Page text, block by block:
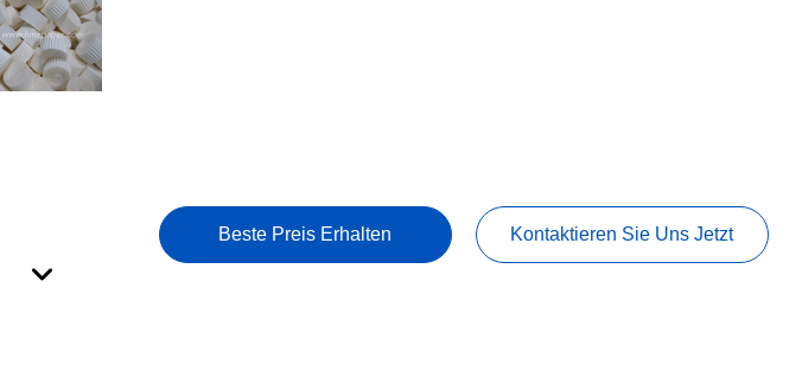
Beste Preis Erhalten Kontaktieren Sie Uns Jetzt